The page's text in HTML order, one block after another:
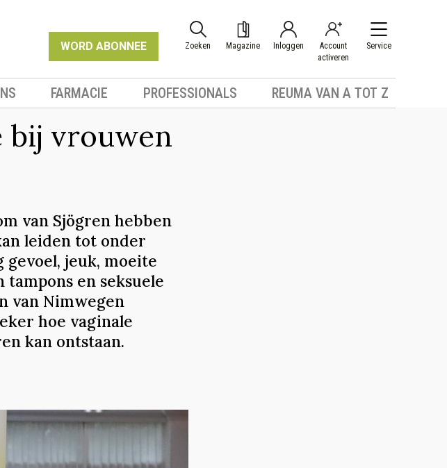
WORD ABONNEE Zoeken Magazine Inloggen
Account
activeren
Service
FARMACIE PROFESSIONALS REUMA VAN A TOT Z
bij vrouwen
van Sjögren hebben
leiden tot onder
jeuk, moeite
en seksuele
van Nimwegen
hoe vaginale
kan ontstaan.